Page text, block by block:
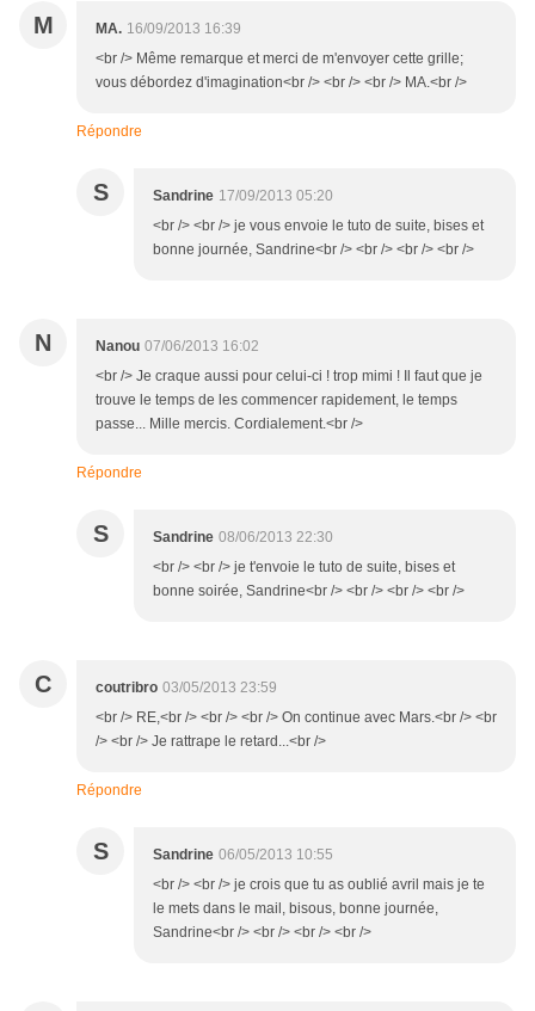
M MA. 16/09/2013 16:39
<br /> Même remarque et merci de m'envoyer cette grille;
vous débordez d'imagination<br /> <br /> <br /> MA.<br />
Répondre
S Sandrine 17/09/2013 05:20
<br /> <br /> je vous envoie le tuto de suite, bises et
bonne journée, Sandrine<br /> <br /> <br /> <br />
N Nanou 07/06/2013 16:02
<br /> Je craque aussi pour celui-ci ! trop mimi ! Il faut que je
trouve le temps de les commencer rapidement, le temps
passe... Mille mercis. Cordialement.<br />
Répondre
S Sandrine 08/06/2013 22:30
<br /> <br /> je t'envoie le tuto de suite, bises et
bonne soirée, Sandrine<br /> <br /> <br /> <br />
C coutribro 03/05/2013 23:59
<br /> RE,<br /> <br /> <br /> On continue avec Mars.<br /> <br
/> <br /> Je rattrape le retard...<br />
Répondre
S Sandrine 06/05/2013 10:55
<br /> <br /> je crois que tu as oublié avril mais je te
le mets dans le mail, bisous, bonne journée,
Sandrine<br /> <br /> <br /> <br />